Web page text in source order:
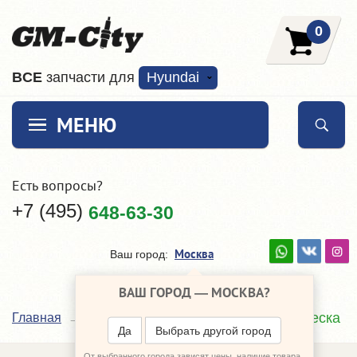
ВCE запчасти для Hyundai
0
МЕНЮ
Есть вопросы?
+7 (495) 648-63-30
Ваш город: Москва
ВАШ ГОРОД — МОСКВА?
Да Выбрать другой город
Главная Каталог Hyundai Creta Подвеска